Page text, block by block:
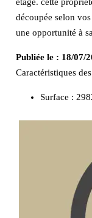
découpée selon
une opportunité à
Publiée le : 18/07/
Caractéristiques
Surface :